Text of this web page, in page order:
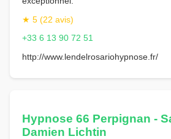
★ 5 (22 avis)
+33 6 13 90 72 51
http://www.lendelrosariohypnose.fr/
Hypnose 66 Perpignan -
Damien Lichtin